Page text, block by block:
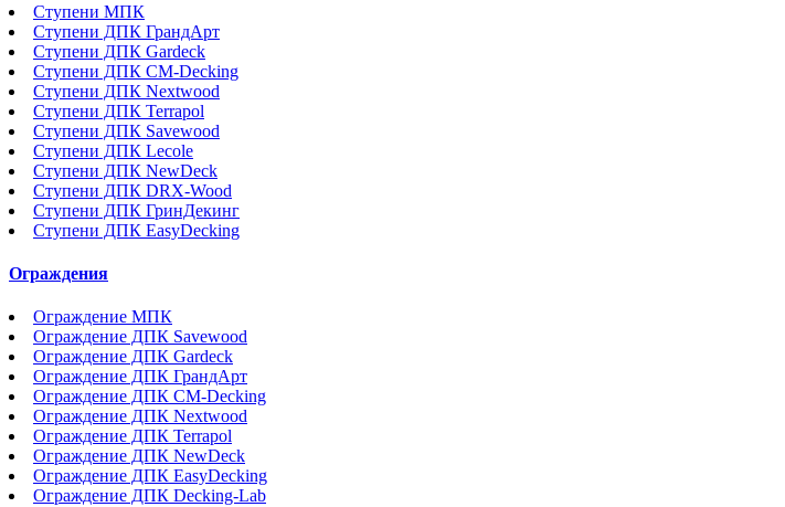
Ступени МПК
Ступени ДПК ГрандАрт
Ступени ДПК Gardeck
Ступени ДПК CM-Decking
Ступени ДПК Nextwood
Ступени ДПК Terrapol
Ступени ДПК Savewood
Ступени ДПК Lecole
Ступени ДПК NewDeck
Ступени ДПК DRX-Wood
Ступени ДПК ГринДекинг
Ступени ДПК EasyDecking
Ограждения
Ограждение МПК
Ограждение ДПК Savewood
Ограждение ДПК Gardeck
Ограждение ДПК ГрандАрт
Ограждение ДПК CM-Decking
Ограждение ДПК Nextwood
Ограждение ДПК Terrapol
Ограждение ДПК NewDeck
Ограждение ДПК EasyDecking
Ограждение ДПК Decking-Lab